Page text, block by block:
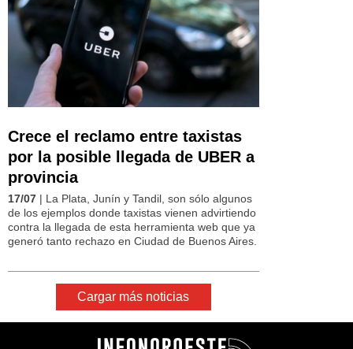
Crece el reclamo entre taxistas
por la posible llegada de UBER a
provincia
17/07 | La Plata, Junín y Tandil, son sólo algunos
de los ejemplos donde taxistas vienen advirtiendo
contra la llegada de esta herramienta web que ya
generó tanto rechazo en Ciudad de Buenos Aires.
Cargar más noticias